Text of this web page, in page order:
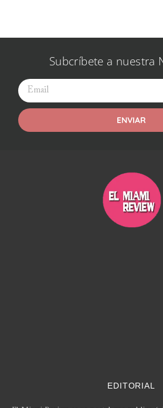
Subcríbete a nuestra
ENVIAR
EDITORIAL